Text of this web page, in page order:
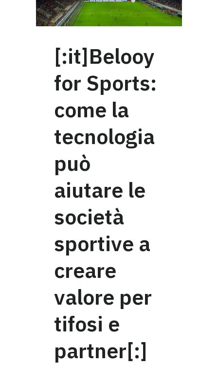
[:it]Belooy
for Sports:
come la
tecnologia
può
aiutare le
società
sportive a
creare
valore per
tifosi e
partner[:]